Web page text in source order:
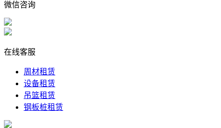
微信咨询
在线客服
周材租赁
设备租赁
吊篮租赁
钢板桩租赁